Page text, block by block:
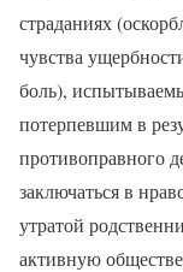
страданиях
чувства
боль),
потерпевшим в
противоправного
заключаться в
утратой
активную